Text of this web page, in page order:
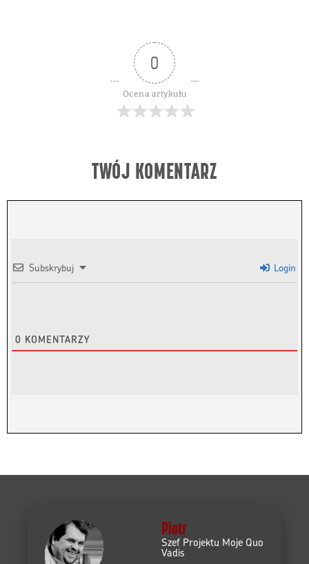
0
Ocena artykułu
TWÓJ KOMENTARZ
Subskrybuj Login
0 KOMENTARZY
Piotr
Szef Projektu Moje Quo
Vadis